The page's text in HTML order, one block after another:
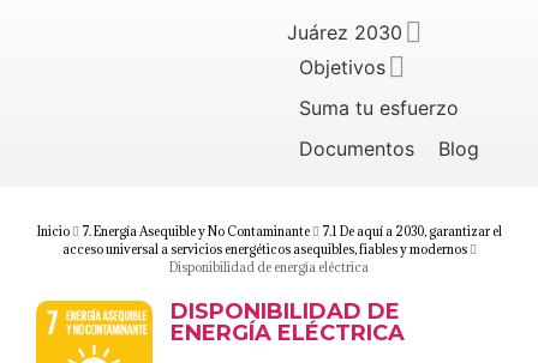
Juárez 2030
Objetivos
Suma tu esfuerzo
Documentos
Blog
Inicio 7. Energía Asequible y No Contaminante
7.1 De aquí a 2030, garantizar el
acceso universal a servicios energéticos asequibles, fiables y modernos
Disponibilidad de energía eléctrica
DISPONIBILIDAD DE
ENERGÍA ELÉCTRICA